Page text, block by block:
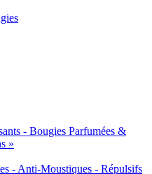
- Bougies Parfumées &
»
- Anti-Moustiques - Répulsifs